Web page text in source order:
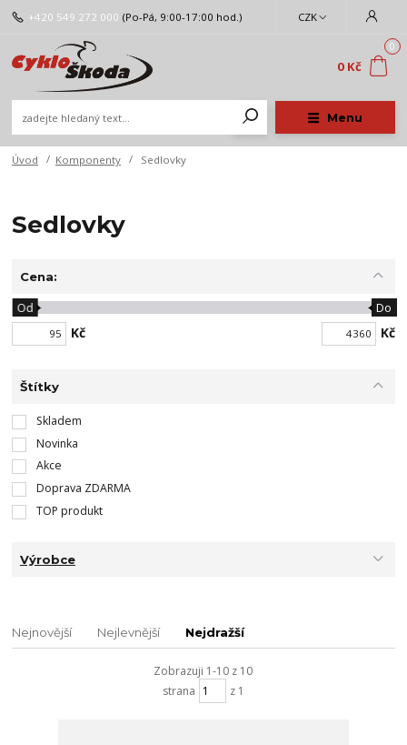
Menu
CZK
+420 549 272 000 (Po-Pá, 9:00-17:00 hod.)
0
0 Kč
Úvod Komponenty Sedlovky
Sedlovky
Cena:
Kč
Od Do
Kč
Štítky
Skladem
Novinka
Akce
Doprava ZDARMA
TOP produkt
Výrobce
Nejnovější Nejlevnější Nejdražší
Zobrazuji 1-10 z 10
strana
z 1